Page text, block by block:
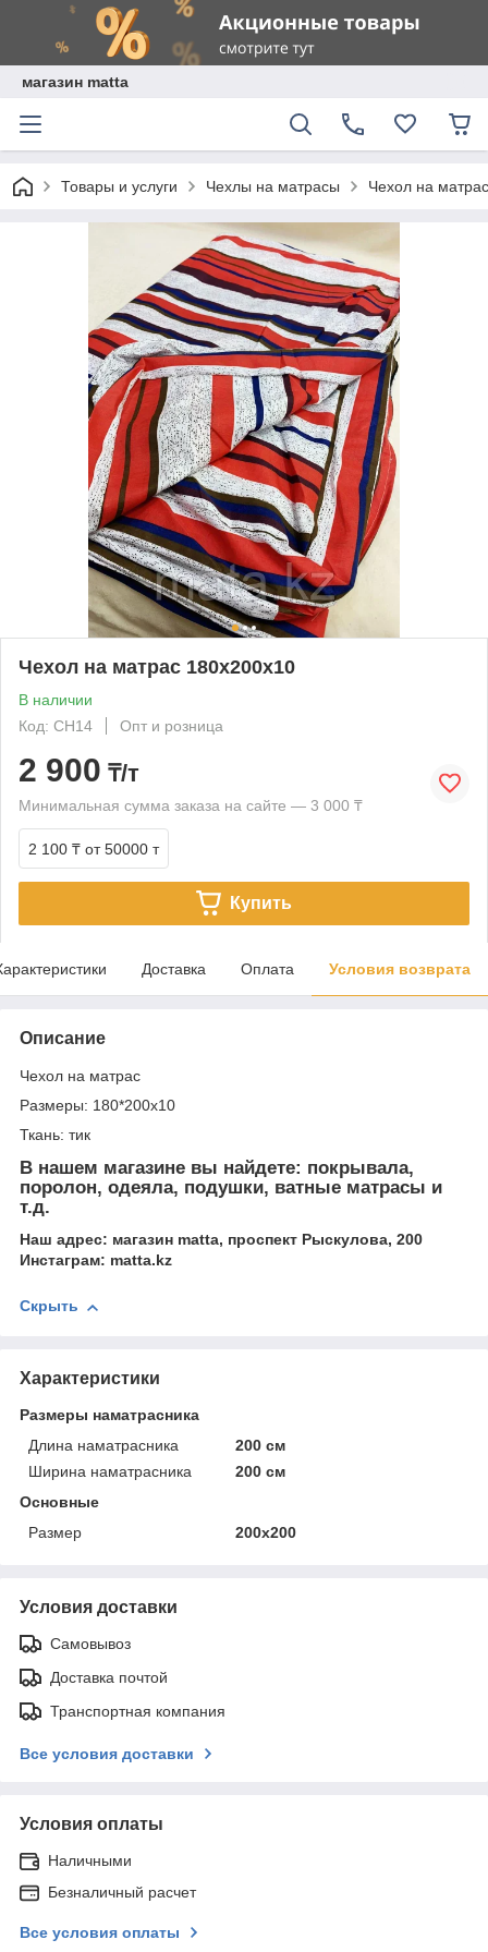
магазин matta
Товары и услуги Чехлы на матрасы Чехол на
Чехол на матрас 180х200х10
В наличии
Код: CH14
Опт и розница
2 900 ₸/т
Минимальная сумма заказа на сайте — 3 000 ₸
2 100 ₸ от 50000 т
Купить
Доставка Оплата Условия возврата
Описание
Чехол на матрас
Размеры: 180*200х10
Ткань: тик
В нашем магазине вы найдете: покрывала,
поролон, одеяла, подушки, ватные матрасы и
т.д.
Наш адрес: магазин matta, проспект Рыскулова, 200
Инстаграм: matta.kz
Скрыть
Характеристики
Размеры наматрасника
Длина наматрасника
200 см
Ширина наматрасника
200 см
Основные
Размер
200x200
Условия доставки
Самовывоз
Доставка почтой
Транспортная компания
Все условия доставки
Условия оплаты
Наличными
Безналичный расчет
Все условия оплаты